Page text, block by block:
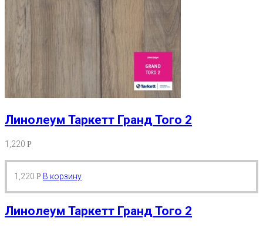
Линолеум Таркетт Гранд Того 2
1,220 Р
1,220 Р В корзину
Линолеум Таркетт Гранд Того 2